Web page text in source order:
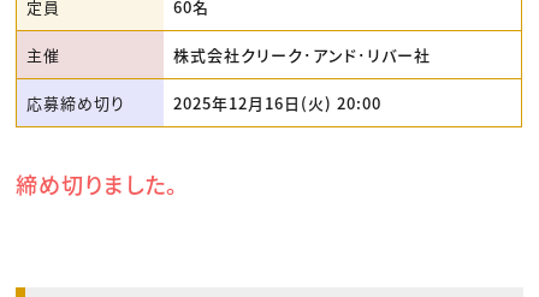
定員 60名
主催 株式会社クリーク･アンド･リバー社
応募締め切り 2025年12月16日(火) 20:00
締め切りました。